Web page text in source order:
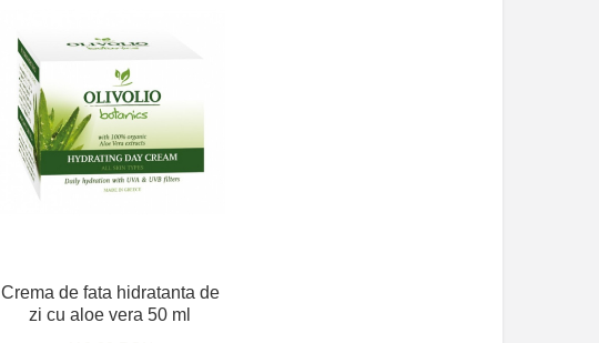
Crema de fata hidratanta de
zi cu aloe vera 50 ml